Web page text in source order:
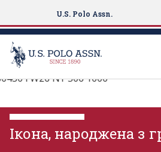
U.S. Polo Assn.
U.S. Polo Assn.
КОЛЕКЦІЇ
Ікона, народжена з